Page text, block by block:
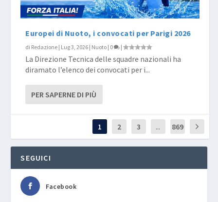
Europei di Nuoto, i convocati per Parigi 2026
di Redazione | Lug 3, 2026 | Nuoto | 0 |
La Direzione Tecnica delle squadre nazionali ha
diramato l’elenco dei convocati per i...
PER SAPERNE DI PIÙ
1 2 3 ... 869
SEGUICI
Facebook